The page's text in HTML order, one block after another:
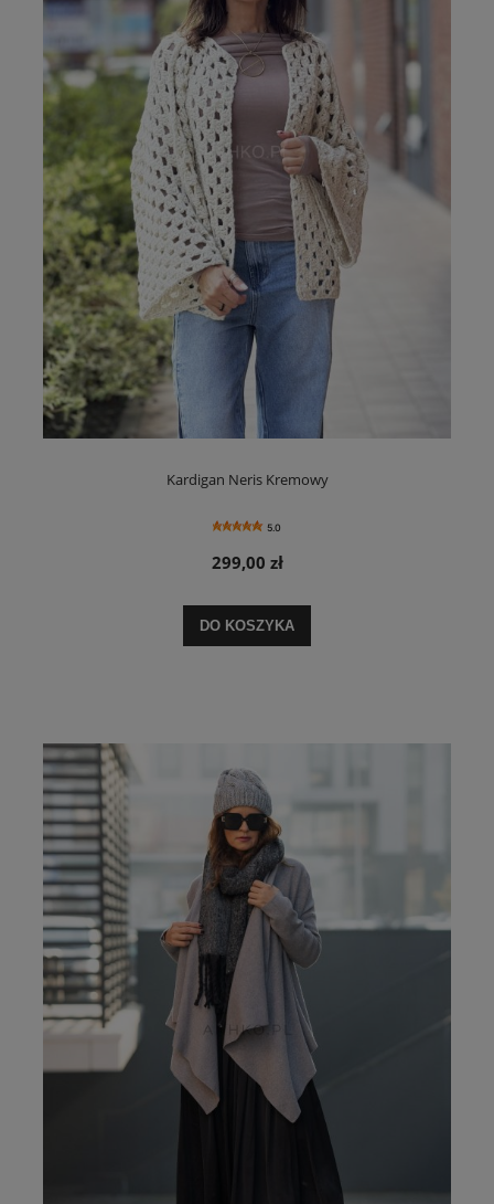
Kardigan Neris Kremowy
5.0
299,00 zł
DO KOSZYKA